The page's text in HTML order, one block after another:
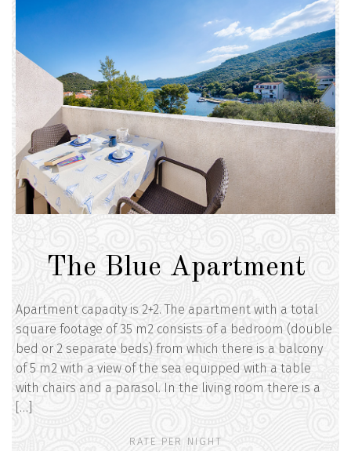
The Blue Apartment
Apartment capacity is 2+2. The apartment with a total
square footage of 35 m2 consists of a bedroom (double
bed or 2 separate beds) from which there is a balcony
of 5 m2 with a view of the sea equipped with a table
with chairs and a parasol. In the living room there is a
[…]
RATE PER NIGHT